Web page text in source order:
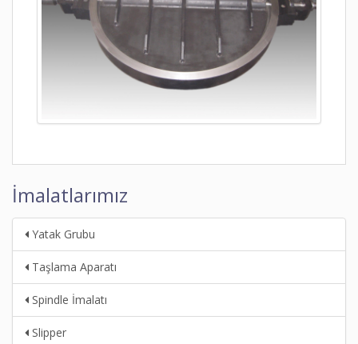
İmalatlarımız
Yatak Grubu
Taşlama Aparatı
Spindle İmalatı
Slipper